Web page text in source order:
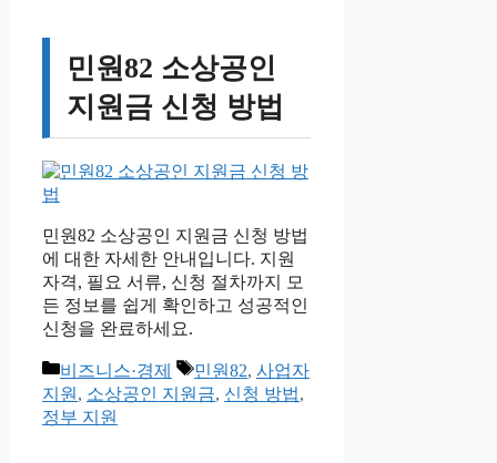
민원82 소상공인
지원금 신청 방법
민원82 소상공인 지원금 신청 방법
에 대한 자세한 안내입니다. 지원
자격, 필요 서류, 신청 절차까지 모
든 정보를 쉽게 확인하고 성공적인
신청을 완료하세요.
카
테
고
비즈니스·경제
태
그
민원82, 사업자
지원 , 소상공인 지원금, 신청 방법,
정부 지원